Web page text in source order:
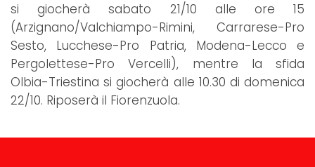
si giocherà sabato 21/10 alle ore 15
(Arzignano/Valchiampo-Rimini, Carrarese-Pro
Sesto, Lucchese-Pro Patria, Modena-Lecco e
Pergolettese-Pro Vercelli), mentre la sfida
Olbia-Triestina si giocherà alle 10.30 di domenica
22/10. Riposerà il Fiorenzuola.